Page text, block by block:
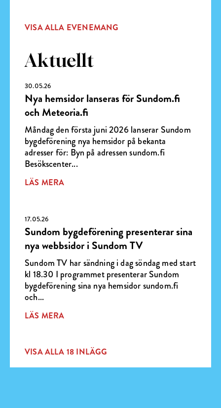
VISA ALLA EVENEMANG
Aktuellt
30.05.26
Nya hemsidor lanseras för Sundom.fi
och Meteoria.fi
Måndag den första juni 2026 lanserar Sundom
bygdeförening nya hemsidor på bekanta
adresser för: Byn på adressen sundom.fi
Besökscenter...
LÄS MERA
17.05.26
Sundom bygdeförening presenterar sina
nya webbsidor i Sundom TV
Sundom TV har sändning i dag söndag med start
kl 18.30 I programmet presenterar Sundom
bygdeförening sina nya hemsidor sundom.fi
och...
LÄS MERA
VISA ALLA 18 INLÄGG